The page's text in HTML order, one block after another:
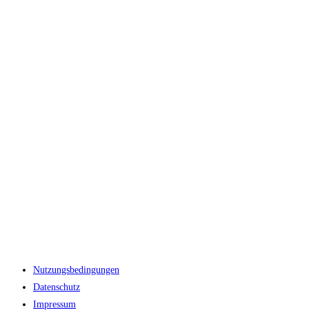
Nutzungsbedingungen
Datenschutz
Impressum